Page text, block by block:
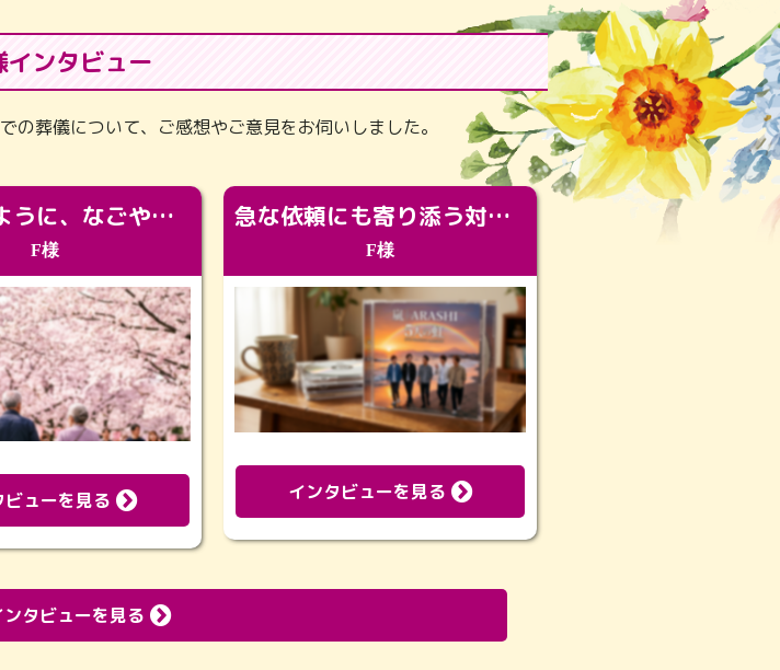
インタビュー
の葬儀について、ご感想やご意見をお伺いしました。
同窓会のように、なごやかに。92歳の旅立ちを彩った、再会と感謝の場
F様
ビューを見る
急な依頼にも寄り添う対応。メモリアルコーナーで振り返る大切な日々
F様
インタビューを見る
タビューを見る